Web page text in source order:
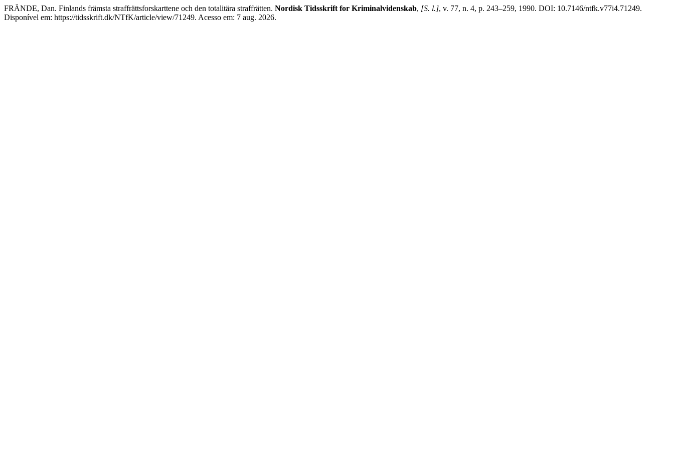
FRÄNDE, Dan. Finlands främsta straffrättsforskarttene och den totalitära straffrätten. Nordisk Tidsskrift for Kriminalvidenskab, [S. l.], v. 77, n. 4, p. 243–259, 1990. DOI: 10.7146/ntfk.v77i4.71249.
Disponível em: https://tidsskrift.dk/NTfK/article/view/71249. Acesso em: 7 aug. 2026.